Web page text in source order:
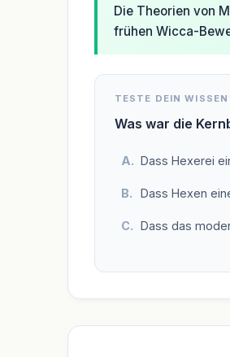
Die Theorien von
frühen Wicca-
TESTE DEIN WISSEN
Was war die
Dass Hexerei
Dass Hexen
Dass das